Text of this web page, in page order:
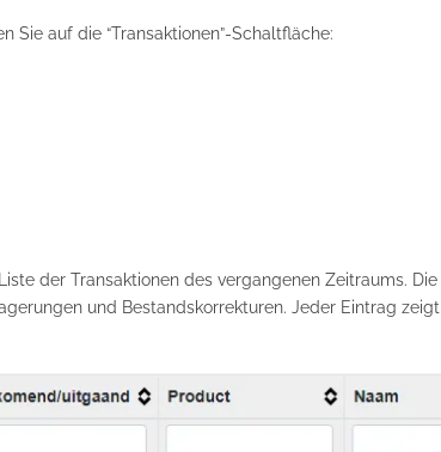
Sie auf die “Transaktionen”-Schaltfläche:
der Transaktionen des vergangenen Zeitraums.
und Bestandskorrekturen. Jeder Eintrag